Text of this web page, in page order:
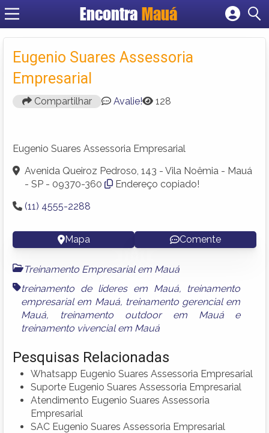
EncontraMauá
Criar conta
Eugenio Suares Assessoria
Empresarial
Compartilhar Avalie! 128
Eugenio Suares Assessoria Empresarial
Avenida Queiroz Pedroso, 143 - Vila Noêmia - Mauá
- SP - 09370-360
Endereço copiado!
(11) 4555-2288
Mapa Comente
Treinamento Empresarial em Mauá
treinamento de lideres em Mauá, treinamento
empresarial em Mauá, treinamento gerencial em
Mauá, treinamento outdoor em Mauáe
treinamento vivencial em Mauá
Pesquisas Relacionadas
Whatsapp Eugenio Suares Assessoria Empresarial
Suporte Eugenio Suares Assessoria Empresarial
Atendimento Eugenio Suares Assessoria
Empresarial
SAC Eugenio Suares Assessoria Empresarial